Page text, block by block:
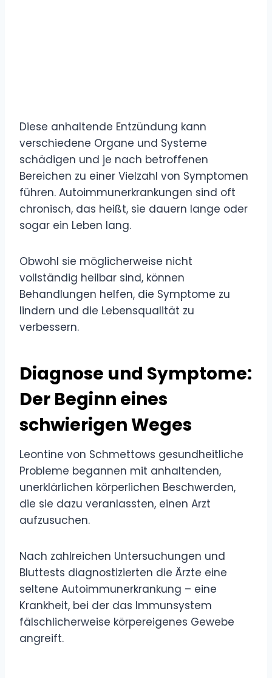
Diese anhaltende Entzündung kann
verschiedene Organe und Systeme
schädigen und je nach betroffenen
Bereichen zu einer Vielzahl von Symptomen
führen. Autoimmunerkrankungen sind oft
chronisch, das heißt, sie dauern lange oder
sogar ein Leben lang.
Obwohl sie möglicherweise nicht
vollständig heilbar sind, können
Behandlungen helfen, die Symptome zu
lindern und die Lebensqualität zu
verbessern.
Diagnose und Symptome:
Der Beginn eines
schwierigen Weges
Leontine von Schmettows gesundheitliche
Probleme begannen mit anhaltenden,
unerklärlichen körperlichen Beschwerden,
die sie dazu veranlassten, einen Arzt
aufzusuchen.
Nach zahlreichen Untersuchungen und
Bluttests diagnostizierten die Ärzte eine
seltene Autoimmunerkrankung – eine
Krankheit, bei der das Immunsystem
fälschlicherweise körpereigenes Gewebe
angreift.